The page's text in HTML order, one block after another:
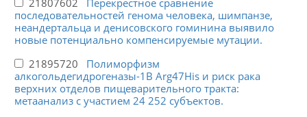
21807602 Перекрестное сравнение
последовательностей генома человека, шимпанзе,
неандертальца и денисовского гоминина выявило
новые потенциально компенсируемые мутации.
21895720 Полиморфизм
алкогольдегидрогеназы-1B Arg47His и риск рака
верхних отделов пищеварительного тракта:
метаанализ с участием 24 252 субъектов.